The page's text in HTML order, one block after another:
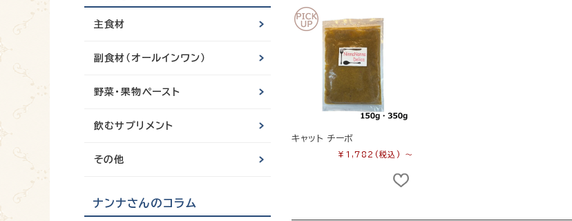
キャット チーボ
¥1,782 (税込) ～
主食材
副食材（オールインワン）
野菜・果物ペースト
飲むサプリメント
その他
ナンナさんのコラム